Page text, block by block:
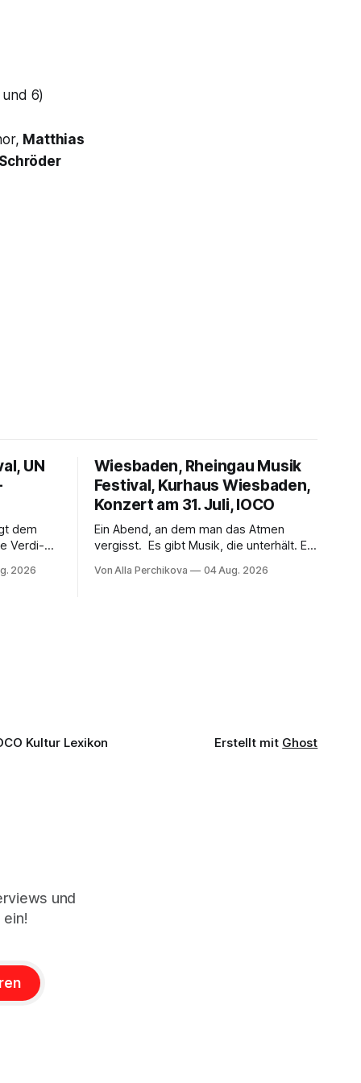
6)
Matthias
UN
dem
Verdi-
2026
Wiesbaden, Rheingau Musik
Festival, Kurhaus Wiesbaden,
Konzert am 31. Juli, IOCO
Ein Abend, an dem man das Atmen
vergisst. Es gibt Musik, die unterhält. Es
Musik, nach der man minutenlang kein
Von Alla Perchikova 04 Aug. 2026
Kultur Lexikon Erstellt mit Ghost
und